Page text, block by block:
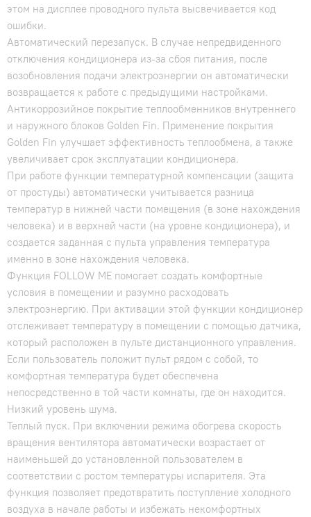
этом на дисплее проводного пульта высвечивается код
ошибки.
Автоматический перезапуск. В случае непредвиденного
отключения кондиционера из-за сбоя питания, после
возобновления подачи электроэнергии он автоматически
возвращается к работе с предыдущими настройками.
Антикоррозийное покрытие теплообменников внутреннего
и наружного блоков Golden Fin. Применение покрытия
Golden Fin улучшает эффективность теплообмена, а также
увеличивает срок эксплуатации кондиционера.
При работе функции температурной компенсации (защита
от простуды) автоматически учитывается разница
температур в нижней части помещения (в зоне нахождения
человека) и в верхней части (на уровне кондиционера), и
создается заданная с пульта управления температура
именно в зоне нахождения человека.
Функция FOLLOW ME помогает создать комфортные
условия в помещении и разумно расходовать
электроэнергию. При активации этой функции кондиционер
отслеживает температуру в помещении с помощью датчика,
который расположен в пульте дистанционного управления.
Если пользователь положит пульт рядом с собой, то
комфортная температура будет обеспечена
непосредственно в той части комнаты, где он находится.
Низкий уровень шума.
Теплый пуск. При включении режима обогрева скорость
вращения вентилятора автоматически возрастает от
наименьшей до установленной пользователем в
соответствии с ростом температуры испарителя. Эта
функция позволяет предотвратить поступление холодного
воздуха в начале работы и избежать некомфортных